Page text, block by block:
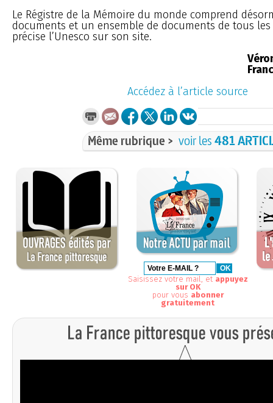
Le Régistre de la Mémoire du monde comprend
documents et un ensemble de documents de tous
précise l’Unesco sur son site.
Accédez à l’article source
Même rubrique > voir les481
Saisissez votre mail, et appuyez
sur OK
pour vous abonner
gratuitement